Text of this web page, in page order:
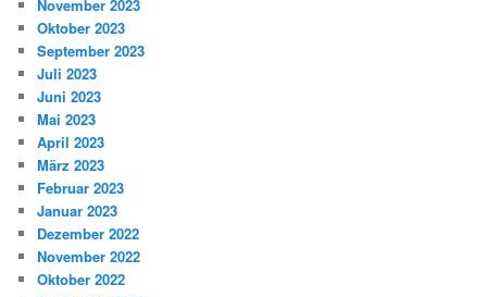
November 2023
Oktober 2023
September 2023
Juli 2023
Juni 2023
Mai 2023
April 2023
März 2023
Februar 2023
Januar 2023
Dezember 2022
November 2022
Oktober 2022